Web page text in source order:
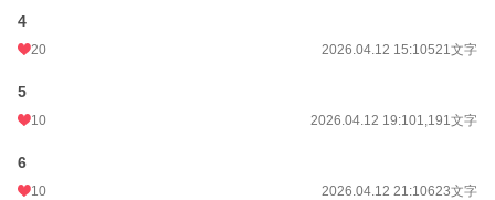
4
20 2026.04.12 15:10521文字
5
10 2026.04.12 19:101,191文字
6
10 2026.04.12 21:10623文字